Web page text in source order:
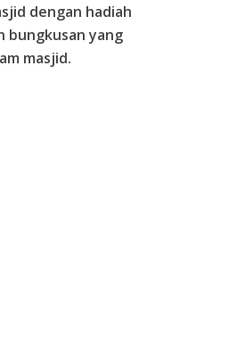
dengan hadiah
bungkusan yang
masjid.